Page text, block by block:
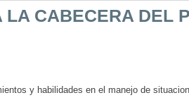
LA CABECERA DEL
y habilidades en el manejo de